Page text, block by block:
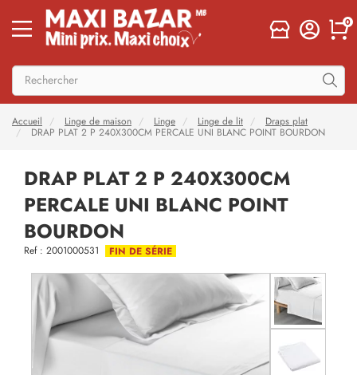
0
Accueil Linge de maison Linge Linge de lit
Draps plat
DRAP PLAT 2 P 240X300CM PERCALE UNI BLANC POINT BOURDON
DRAP PLAT 2 P 240X300CM
PERCALE UNI BLANC POINT
BOURDON
Ref : 2001000531 FIN DE SÉRIE